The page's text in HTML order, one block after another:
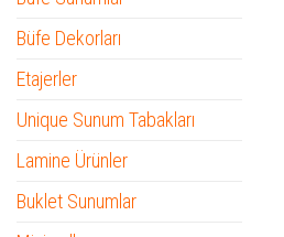
Büfe Dekorları
Etajerler
Unique Sunum Tabakları
Lamine Ürünler
Buklet Sunumlar